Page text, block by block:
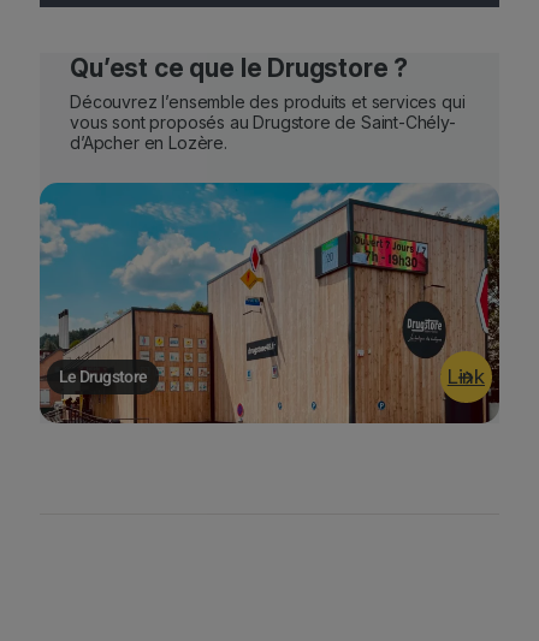
Qu’est ce que le Drugstore ?
Découvrez l’ensemble des produits et services qui
vous sont proposés au Drugstore de Saint-Chély-
d’Apcher en Lozère.
Le Drugstore Link